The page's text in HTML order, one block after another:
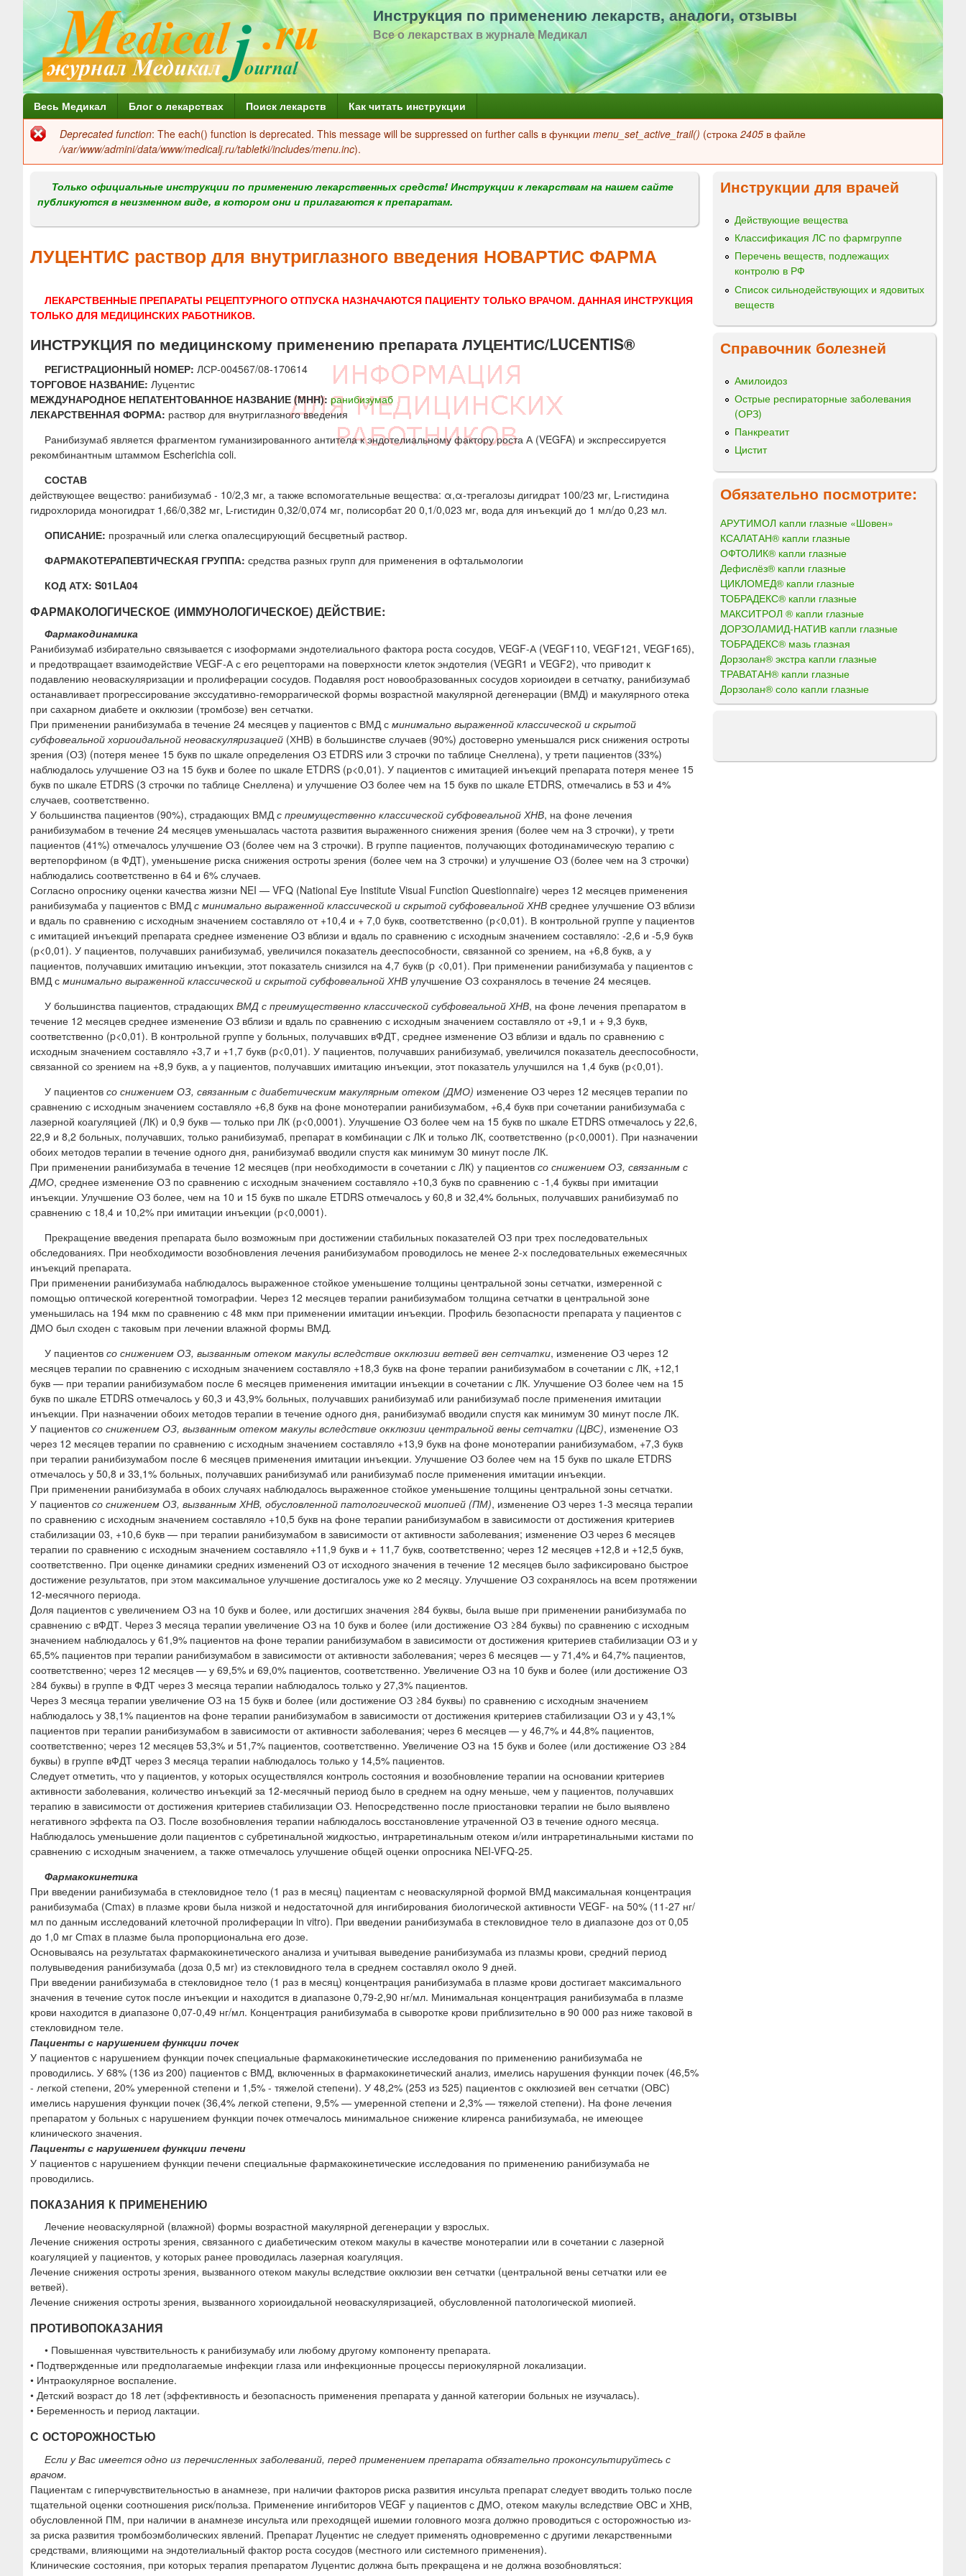
Перейти
к
содержанию
Инструкция по применению лекарств, аналоги, отзывы
Все о лекарствах в журнале Медикал
Г
л
н
м
н
Весь Медикал Блог о лекарствах Поиск лекарств Как читать инструкции
Сообщение
об
ошибке
Deprecated function: The each() function is deprecated. This message will be suppressed on further calls в функции menu_set_active_trail() (строка 2405 в файле
/var/www/admini/data/www/medicalj.ru/tabletki/includes/menu.inc).
Только официальные инструкции по применению лекарственных средств! Инструкции к лекарствам на нашем сайте
публикуются в неизменном виде, в котором они и прилагаются к препаратам.
ЛУЦЕНТИС раствор для внутриглазного введения НОВАРТИС ФАРМА
ЛЕКАРСТВЕННЫЕ ПРЕПАРАТЫ РЕЦЕПТУРНОГО ОТПУСКА НАЗНАЧАЮТСЯ ПАЦИЕНТУ ТОЛЬКО ВРАЧОМ. ДАННАЯ ИНСТРУКЦИЯ
ТОЛЬКО ДЛЯ МЕДИЦИНСКИХ РАБОТНИКОВ.
ИНСТРУКЦИЯ по медицинскому применению препарата ЛУЦЕНТИС/LUCENTIS®
РЕГИСТРАЦИОННЫЙ НОМЕР: ЛСР-004567/08-170614
ТОРГОВОЕ НАЗВАНИЕ: Луцентис
МЕЖДУНАРОДНОЕ НЕПАТЕНТОВАННОЕ НАЗВАНИЕ (МНН): ранибизумаб
ЛЕКАРСТВЕННАЯ ФОРМА: раствор для внутриглазного введения
Ранибизумаб является фрагментом гуманизированного антитела к эндотелиальному фактору роста А (VEGFA) и экспрессируется
рекомбинантным штаммом Escherichia coli.
СОСТАВ
действующее вещество: ранибизумаб - 10/2,3 мг, а также вспомогательные вещества: α,α-трегалозы дигидрат 100/23 мг, L-гистидина
гидрохлорида моногидрат 1,66/0,382 мг, L-гистидин 0,32/0,074 мг, полисорбат 20 0,1/0,023 мг, вода для инъекций до 1 мл/до 0,23 мл.
ОПИСАНИЕ: прозрачный или слегка опалесцирующий бесцветный раствор.
ФАРМАКОТЕРАПЕВТИЧЕСКАЯ ГРУППА: средства разных групп для применения в офтальмологии
КОД АТХ: S01LA04
ФАРМАКОЛОГИЧЕСКОЕ (ИММУНОЛОГИЧЕСКОЕ) ДЕЙСТВИЕ:
Фармакодинамика
Ранибизумаб избирательно связывается с изоформами эндотелиального фактора роста сосудов, VEGF-А (VEGF110, VEGF121, VEGF165),
и предотвращает взаимодействие VEGF-А с его рецепторами на поверхности клеток эндотелия (VEGR1 и VEGF2), что приводит к
подавлению неоваскуляризации и пролиферации сосудов. Подавляя рост новообразованных сосудов хориоидеи в сетчатку, ранибизумаб
останавливает прогрессирование экссудативно-геморрагической формы возрастной макулярной дегенерации (ВМД) и макулярного отека
при сахарном диабете и окклюзии (тромбозе) вен сетчатки.
При применении ранибизумаба в течение 24 месяцев у пациентов с ВМД с минимально выраженной классической и скрытой
субфовеальной хориоидальной неоваскуляризацией (ХНВ) в большинстве случаев (90%) достоверно уменьшался риск снижения остроты
зрения (ОЗ) (потеря менее 15 букв по шкале определения ОЗ ETDRS или 3 строчки по таблице Снеллена), у трети пациентов (33%)
наблюдалось улучшение ОЗ на 15 букв и более по шкале ETDRS (р<0,01). У пациентов с имитацией инъекций препарата потеря менее 15
букв по шкале ETDRS (3 строчки по таблице Снеллена) и улучшение ОЗ более чем на 15 букв по шкале ETDRS, отмечались в 53 и 4%
случаев, соответственно.
У большинства пациентов (90%), страдающих ВМД с преимущественно классической субфовеальной ХНВ, на фоне лечения
ранибизумабом в течение 24 месяцев уменьшалась частота развития выраженного снижения зрения (более чем на 3 строчки), у трети
пациентов (41%) отмечалось улучшение ОЗ (более чем на 3 строчки). В группе пациентов, получающих фотодинамическую терапию с
вертепорфином (в ФДТ), уменьшение риска снижения остроты зрения (более чем на 3 строчки) и улучшение ОЗ (более чем на 3 строчки)
наблюдались соответственно в 64 и 6% случаев.
Согласно опроснику оценки качества жизни NEI — VFQ (National Еуе Institute Visual Function Questionnaire) через 12 месяцев применения
ранибизумаба у пациентов с ВМД с минимально выраженной классической и скрытой субфовеальной ХНВ среднее улучшение ОЗ вблизи
и вдаль по сравнению с исходным значением составляло от +10,4 и + 7,0 букв, соответственно (р<0,01). В контрольной группе у пациентов
с имитацией инъекций препарата среднее изменение ОЗ вблизи и вдаль по сравнению с исходным значением составляло: -2,6 и -5,9 букв
(р<0,01). У пациентов, получавших ранибизумаб, увеличился показатель дееспособности, связанной со зрением, на +6,8 букв, а у
пациентов, получавших имитацию инъекции, этот показатель снизился на 4,7 букв (p <0,01). При применении ранибизумаба у пациентов с
ВМД с минимально выраженной классической и скрытой субфовеальной ХНВ улучшение ОЗ сохранялось в течение 24 месяцев.
У большинства пациентов, страдающих ВМД с преимущественно классической субфовеальной ХНВ, на фоне лечения препаратом в
течение 12 месяцев среднее изменение ОЗ вблизи и вдаль по сравнению с исходным значением составляло от +9,1 и + 9,3 букв,
соответственно (p<0,01). В контрольной группе у больных, получавших вФДТ, среднее изменение ОЗ вблизи и вдаль по сравнению с
исходным значением составляло +3,7 и +1,7 букв (p<0,01). У пациентов, получавших ранибизумаб, увеличился показатель дееспособности,
связанной со зрением на +8,9 букв, а у пациентов, получавших имитацию инъекции, этот показатель улучшился на 1,4 букв (р<0,01).
У пациентов со снижением ОЗ, связанным с диабетическим макулярным отеком (ДМО) изменение ОЗ через 12 месяцев терапии по
сравнению с исходным значением составляло +6,8 букв на фоне монотерапии ранибизумабом, +6,4 букв при сочетании ранибизумаба с
лазерной коагуляцией (ЛК) и 0,9 букв — только при ЛК (р<0,0001). Улучшение ОЗ более чем на 15 букв по шкале ETDRS отмечалось у 22,6,
22,9 и 8,2 больных, получавших, только ранибизумаб, препарат в комбинации с ЛК и только ЛК, соответственно (р<0,0001). При назначении
обоих методов терапии в течение одного дня, ранибизумаб вводили спустя как минимум 30 минут после ЛК.
При применении ранибизумаба в течение 12 месяцев (при необходимости в сочетании с ЛК) у пациентов со снижением ОЗ, связанным с
ДМО, среднее изменение ОЗ по сравнению с исходным значением составляло +10,3 букв по сравнению с -1,4 буквы при имитации
инъекции. Улучшение ОЗ более, чем на 10 и 15 букв по шкале ETDRS отмечалось у 60,8 и 32,4% больных, получавших ранибизумаб по
сравнению с 18,4 и 10,2% при имитации инъекции (р<0,0001).
Прекращение введения препарата было возможным при достижении стабильных показателей ОЗ при трех последовательных
обследованиях. При необходимости возобновления лечения ранибизумабом проводилось не менее 2-х последовательных ежемесячных
инъекций препарата.
При применении ранибизумаба наблюдалось выраженное стойкое уменьшение толщины центральной зоны сетчатки, измеренной с
помощью оптической когерентной томографии. Через 12 месяцев терапии ранибизумабом толщина сетчатки в центральной зоне
уменьшилась на 194 мкм по сравнению с 48 мкм при применении имитации инъекции. Профиль безопасности препарата у пациентов с
ДМО был сходен с таковым при лечении влажной формы ВМД.
У пациентов со снижением ОЗ, вызванным отеком макулы вследствие окклюзии ветвей вен сетчатки, изменение ОЗ через 12
месяцев терапии по сравнению с исходным значением составляло +18,3 букв на фоне терапии ранибизумабом в сочетании с ЛК, +12,1
букв — при терапии ранибизумабом после 6 месяцев применения имитации инъекции в сочетании с ЛК. Улучшение ОЗ более чем на 15
букв по шкале ETDRS отмечалось у 60,3 и 43,9% больных, получавших ранибизумаб или ранибизумаб после применения имитации
инъекции. При назначении обоих методов терапии в течение одного дня, ранибизумаб вводили спустя как минимум 30 минут после ЛК.
У пациентов со снижением ОЗ, вызванным отеком макулы вследствие окклюзии центральной вены сетчатки (ЦВС), изменение ОЗ
через 12 месяцев терапии по сравнению с исходным значением составляло +13,9 букв на фоне монотерапии ранибизумабом, +7,3 букв
при терапии ранибизумабом после 6 месяцев применения имитации инъекции. Улучшение ОЗ более чем на 15 букв по шкале ETDRS
отмечалось у 50,8 и 33,1% больных, получавших ранибизумаб или ранибизумаб после применения имитации инъекции.
При применении ранибизумаба в обоих случаях наблюдалось выраженное стойкое уменьшение толщины центральной зоны сетчатки.
У пациентов со снижением ОЗ, вызванным ХНВ, обусловленной патологической миопией (ПМ), изменение ОЗ через 1-3 месяца терапии
по сравнению с исходным значением составляло +10,5 букв на фоне терапии ранибизумабом в зависимости от достижения критериев
стабилизации 03, +10,6 букв — при терапии ранибизумабом в зависимости от активности заболевания; изменение ОЗ через 6 месяцев
терапии по сравнению с исходным значением составляло +11,9 букв и + 11,7 букв, соответственно; через 12 месяцев +12,8 и +12,5 букв,
соответственно. При оценке динамики средних изменений ОЗ от исходного значения в течение 12 месяцев было зафиксировано быстрое
достижение результатов, при этом максимальное улучшение достигалось уже ко 2 месяцу. Улучшение ОЗ сохранялось на всем протяжении
12-месячного периода.
Доля пациентов с увеличением ОЗ на 10 букв и более, или достигших значения ≥84 буквы, была выше при применении ранибизумаба по
сравнению с вФДТ. Через 3 месяца терапии увеличение ОЗ на 10 букв и более (или достижение ОЗ ≥84 буквы) по сравнению с исходным
значением наблюдалось у 61,9% пациентов на фоне терапии ранибизумабом в зависимости от достижения критериев стабилизации ОЗ и у
65,5% пациентов при терапии ранибизумабом в зависимости от активности заболевания; через 6 месяцев — у 71,4% и 64,7% пациентов,
соответственно; через 12 месяцев — у 69,5% и 69,0% пациентов, соответственно. Увеличение ОЗ на 10 букв и более (или достижение ОЗ
≥84 буквы) в группе в ФДТ через 3 месяца терапии наблюдалось только у 27,3% пациентов.
Через 3 месяца терапии увеличение ОЗ на 15 букв и более (или достижение ОЗ ≥84 буквы) по сравнению с исходным значением
наблюдалось у 38,1% пациентов на фоне терапии ранибизумабом в зависимости от достижения критериев стабилизации ОЗ и у 43,1%
пациентов при терапии ранибизумабом в зависимости от активности заболевания; через 6 месяцев — у 46,7% и 44,8% пациентов,
соответственно; через 12 месяцев 53,3% и 51,7% пациентов, соответственно. Увеличение ОЗ на 15 букв и более (или достижение ОЗ ≥84
буквы) в группе вФДТ через 3 месяца терапии наблюдалось только у 14,5% пациентов.
Следует отметить, что у пациентов, у которых осуществлялся контроль состояния и возобновление терапии на основании критериев
активности заболевания, количество инъекций за 12-месячный период было в среднем на одну меньше, чем у пациентов, получавших
терапию в зависимости от достижения критериев стабилизации ОЗ. Непосредственно после приостановки терапии не было выявлено
негативного эффекта па ОЗ. После возобновления терапии наблюдалось восстановление утраченной ОЗ в течение одного месяца.
Наблюдалось уменьшение доли пациентов с субретинальной жидкостью, интраретинальным отеком и/или интраретинальными кистами по
сравнению с исходным значением, а также отмечалось улучшение общей оценки опросника NEI-VFQ-25.
Фармакокинетика
При введении ранибизумаба в стекловидное тело (1 раз в месяц) пациентам с неоваскулярной формой ВМД максимальная концентрация
ранибизумаба (Сmax) в плазме крови была низкой и недостаточной для ингибирования биологической активности VEGF- на 50% (11-27 нг/
мл по данным исследований клеточной пролиферации in vitro). При введении ранибизумаба в стекловидное тело в диапазоне доз от 0,05
до 1,0 мг Сmax в плазме была пропорциональна его дозе.
Основываясь на результатах фармакокинетического анализа и учитывая выведение ранибизумаба из плазмы крови, средний период
полувыведения ранибизумаба (доза 0,5 мг) из стекловидного тела в среднем составлял около 9 дней.
При введении ранибизумаба в стекловидное тело (1 раз в месяц) концентрация ранибизумаба в плазме крови достигает максимального
значения в течение суток после инъекции и находится в диапазоне 0,79-2,90 нг/мл. Минимальная концентрация ранибизумаба в плазме
крови находится в диапазоне 0,07-0,49 нг/мл. Концентрация ранибизумаба в сыворотке крови приблизительно в 90 000 раз ниже таковой в
стекловидном теле.
Пациенты с нарушением функции почек
У пациентов с нарушением функции почек специальные фармакокинетические исследования по применению ранибизумаба не
проводились. У 68% (136 из 200) пациентов с ВМД, включенных в фармакокинетический анализ, имелись нарушения функции почек (46,5%
- легкой степени, 20% умеренной степени и 1,5% - тяжелой степени). У 48,2% (253 из 525) пациентов с окклюзией вен сетчатки (ОВС)
имелись нарушения функции почек (36,4% легкой степени, 9,5% — умеренной степени и 2,3% — тяжелой степени). На фоне лечения
препаратом у больных с нарушением функции почек отмечалось минимальное снижение клиренса ранибизумаба, не имеющее
клинического значения.
Пациенты с нарушением функции печени
У пациентов с нарушением функции печени специальные фармакокинетические исследования по применению ранибизумаба не
проводились.
ПОКАЗАНИЯ К ПРИМЕНЕНИЮ
Лечение неоваскулярной (влажной) формы возрастной макулярной дегенерации у взрослых.
Лечение снижения остроты зрения, связанного с диабетическим отеком макулы в качестве монотерапии или в сочетании с лазерной
коагуляцией у пациентов, у которых ранее проводилась лазерная коагуляция.
Лечение снижения остроты зрения, вызванного отеком макулы вследствие окклюзии вен сетчатки (центральной вены сетчатки или ее
ветвей).
Лечение снижения остроты зрения, вызванного хориоидальной неоваскуляризацией, обусловленной патологической миопией.
ПРОТИВОПОКАЗАНИЯ
• Повышенная чувствительность к ранибизумабу или любому другому компоненту препарата.
• Подтвержденные или предполагаемые инфекции глаза или инфекционные процессы периокулярной локализации.
• Интраокулярное воспаление.
• Детский возраст до 18 лет (эффективность и безопасность применения препарата у данной категории больных не изучалась).
• Беременность и период лактации.
С ОСТОРОЖНОСТЬЮ
Если у Вас имеется одно из перечисленных заболеваний, перед применением препарата обязательно проконсультируйтесь с
врачом.
Пациентам с гиперчувствительностью в анамнезе, при наличии факторов риска развития инсульта препарат следует вводить только после
тщательной оценки соотношения риск/польза. Применение ингибиторов VEGF у пациентов с ДМО, отеком макулы вследствие ОВС и ХНВ,
обусловленной ПМ, при наличии в анамнезе инсульта или преходящей ишемии головного мозга должно проводиться с осторожностью из-
за риска развития тромбоэмболических явлений. Препарат Луцентис не следует применять одновременно с другими лекарственными
средствами, влияющими на эндотелиальный фактор роста сосудов (местного или системного применения).
Клинические состояния, при которых терапия препаратом Луцентис должна быть прекращена и не должна возобновляться:
Инструкции для врачей
Действующие вещества
Классификация ЛС по фармгруппе
Перечень веществ, подлежащих
контролю в РФ
Список сильнодействующих и ядовитых
веществ
Справочник болезней
Амилоидоз
Острые респираторные заболевания
(ОРЗ)
Панкреатит
Цистит
Обязательно посмотрите:
АРУТИМОЛ капли глазные «Шовен»
КСАЛАТАН® капли глазные
ОФТОЛИК® капли глазные
Дефислёз® капли глазные
ЦИКЛОМЕД® капли глазные
ТОБРАДЕКС® капли глазные
МАКСИТРОЛ ® капли глазные
ДОРЗОЛАМИД-НАТИВ капли глазные
ТОБРАДЕКС® мазь глазная
Дорзолан® экстра капли глазные
ТРАВАТАН® капли глазные
Дорзолан® соло капли глазные